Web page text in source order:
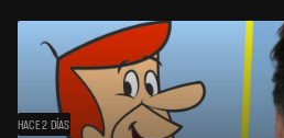
HACE 2 DÍAS